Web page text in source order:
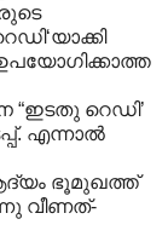
ഉപയോഗിക്കാത്ത
“ഇടതു റെഡി’
എന്നാല്‍
ഭൂമുഖത്ത്
വീണത്-